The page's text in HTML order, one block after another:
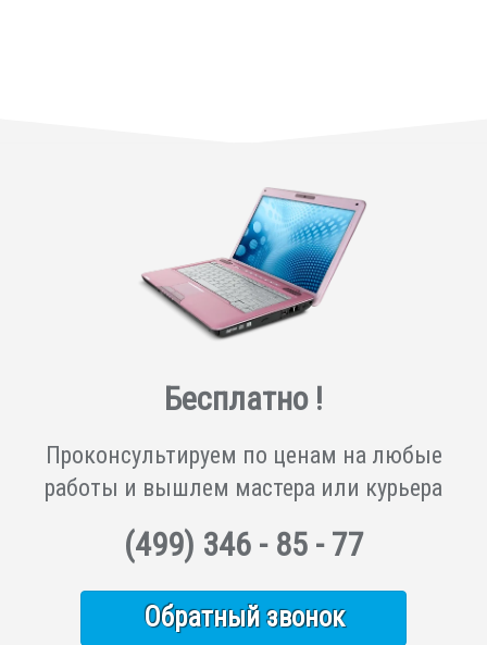
Бесплатно !
Проконсультируем по ценам на любые
работы и вышлем мастера или курьера
(499) 346 - 85 - 77
Обратный звонок